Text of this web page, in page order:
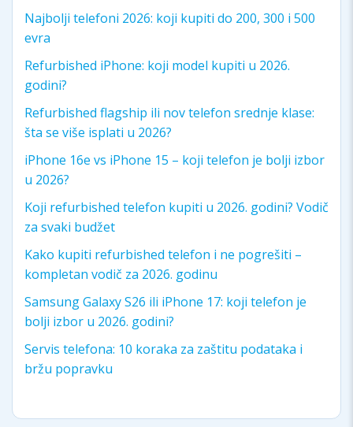
Najbolji telefoni 2026: koji kupiti do 200, 300 i 500
evra
Refurbished iPhone: koji model kupiti u 2026.
godini?
Refurbished flagship ili nov telefon srednje klase:
šta se više isplati u 2026?
iPhone 16e vs iPhone 15 – koji telefon je bolji izbor
u 2026?
Koji refurbished telefon kupiti u 2026. godini? Vodič
za svaki budžet
Kako kupiti refurbished telefon i ne pogrešiti –
kompletan vodič za 2026. godinu
Samsung Galaxy S26 ili iPhone 17: koji telefon je
bolji izbor u 2026. godini?
Servis telefona: 10 koraka za zaštitu podataka i
bržu popravku